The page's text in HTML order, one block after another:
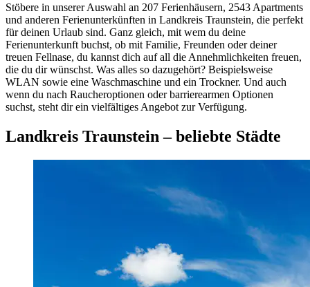
Stöbere in unserer Auswahl an 207 Ferienhäusern, 2543 Apartments
und anderen Ferienunterkünften in Landkreis Traunstein, die perfekt
für deinen Urlaub sind. Ganz gleich, mit wem du deine
Ferienunterkunft buchst, ob mit Familie, Freunden oder deiner
treuen Fellnase, du kannst dich auf all die Annehmlichkeiten freuen,
die du dir wünschst. Was alles so dazugehört? Beispielsweise
WLAN sowie eine Waschmaschine und ein Trockner. Und auch
wenn du nach Raucheroptionen oder barrierearmen Optionen
suchst, steht dir ein vielfältiges Angebot zur Verfügung.
Landkreis Traunstein – beliebte Städte